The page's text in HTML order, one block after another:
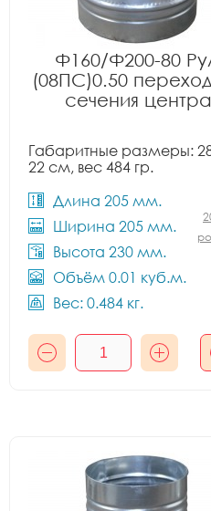
Ф160/Ф200-80
(08ПС)0.50
сечения
Габаритные размеры:
22 см, вес 484 гр.
Длина 205 мм.
Ширина 205 мм.
Высота 230 мм.
Объём 0.01 куб.м.
Вес: 0.484 кг.